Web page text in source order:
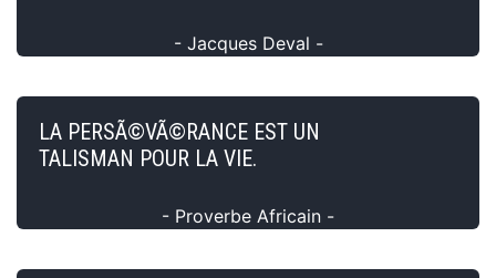
- Jacques Deval -
LA PERSÃ©VÃ©RANCE EST UN
TALISMAN POUR LA VIE.
- Proverbe Africain -